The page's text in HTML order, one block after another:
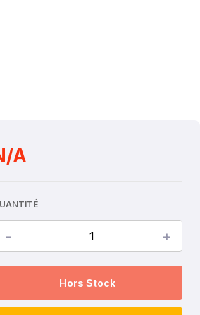
A
- +
Hors Stock